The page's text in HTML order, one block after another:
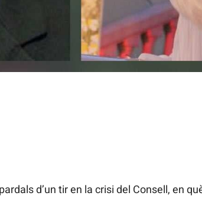
d’un tir en la crisi del Consell, en